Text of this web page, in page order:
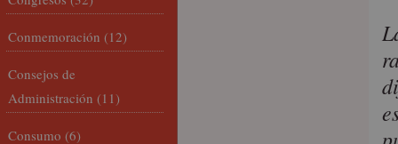
Conmemoración (12)
Consejos de
Administración (11)
Consumo (6)